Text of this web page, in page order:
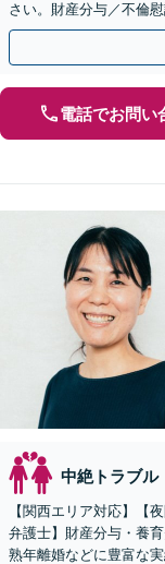
さい。財産分与／不倫
可】人生経験も豊富な
電話でお問い
中絶トラブル
【関西エリア対応】【
弁護士】財産分与・養
熟年離婚などに豊富な